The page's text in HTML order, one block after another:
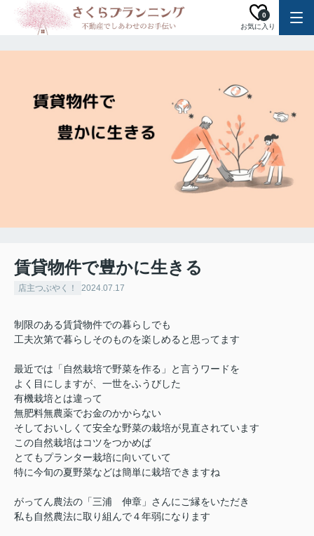
お気に入り
0
賃貸物件で豊かに生きる
店主つぶやく！ 2024.07.17
制限のある賃貸物件での暮らしでも
工夫次第で暮らしそのものを楽しめると思ってます
最近では「自然栽培で野菜を作る」と言うワードを
よく目にしますが、一世をふうびした
有機栽培とは違って
無肥料無農薬でお金のかからない
そしておいしくて安全な野菜の栽培が見直されています
この自然栽培はコツをつかめば
とてもプランター栽培に向いていて
特に今旬の夏野菜などは簡単に栽培できますね
がってん農法の「三浦 伸章」さんにご縁をいただき
私も自然農法に取り組んで４年弱になります